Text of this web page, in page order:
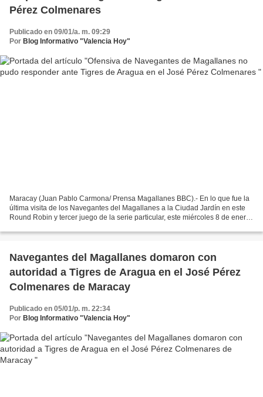
Pérez Colmenares
Publicado en 09/01/a. m. 09:29
Por Blog Informativo "Valencia Hoy"
Maracay (Juan Pablo Carmona/ Prensa Magallanes BBC).- En lo que fue la
última visita de los Navegantes del Magallanes a la Ciudad Jardín en este
Round Robin y tercer juego de la serie particular, este miércoles 8 de enero,
Navegantes del Magallanes domaron con
autoridad a Tigres de Aragua en el José Pérez
Colmenares de Maracay
Publicado en 05/01/p. m. 22:34
Por Blog Informativo "Valencia Hoy"